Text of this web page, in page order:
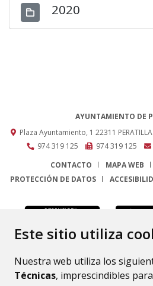
Este sitio utiliza
Nuestra web utiliza los
Técnicas, imprescindibles
2020
AYUNTAMIENTO DE
Plaza Ayuntamiento, 1 22311
974 319 125
974 319 125
CONTACTO
MAPA WEB
PROTECCIÓN DE DATOS